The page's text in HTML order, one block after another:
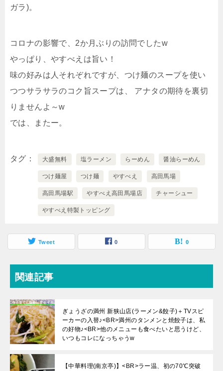
ガラ)。
コロナの影響で、2か月ぶりの訪問でしたw
やっぱり、やすべえは旨い！
味の好みは人それぞれですが、つけ麺のスープを使い
つつサラサラのコク旨スープは、 アナタの期待を裏切
りませんよ～w
では、またー。
タグ 大盛無料 塩ラーメン らーめん 醤油らーめん
つけ麺屋 つけ麺 やすべえ 高田馬場
高田馬場駅 やすべえ高田馬場店 チャーシュー
やすべえ特製トッピング
Tweet 0 0
関連記事
ぎょうざの満州 新狭山店(ラーメン&餃子)＋TVスピ
ーカーの入替♪<BR>満州のタンメンと焼餃子は、私
の好物♪<BR>他のメニューも食べたいと思うけど、
いつもコレになっちゃうw
【中華料理(南京亭)】<BR>ラー温、初の70℃突破